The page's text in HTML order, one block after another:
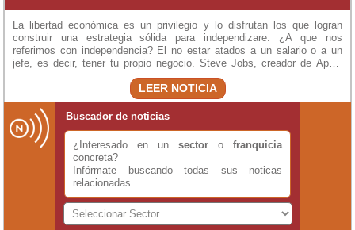
La libertad económica es un privilegio y lo disfrutan los que logran
construir una estrategia sólida para independizare. ¿A que nos
referimos con independencia? El no estar atados a un salario o a un
jefe, es decir, tener tu propio negocio. Steve Jobs, creador de Apple
dijo, “Si tu no trabajas por tus sueños, alguien te contratará para que
trabajes por los suyos”. En realidad es un concepto muy simple, o
luchas por lo que quieres o te unes a los objetivos de otra persona. Ni
uno ni otro esta mal, pero debes de analizar qué es lo que te hace
sentir completo. Cada camino tiene su grado de complejidad pero todo
el trabajo y las ganas que le dediques se verán reflejados en tu éxito.
LEER NOTICIA
Buscador de noticias
¿Interesado en un sector o franquicia
concreta?
Infórmate buscando todas sus noticas
relacionadas